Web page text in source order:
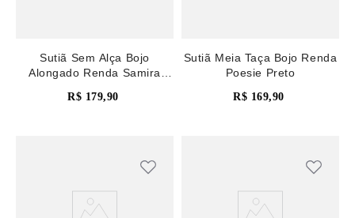
Sutiã Sem Alça Bojo
Alongado Renda Samira
R$ 179,90
Sutiã Meia Taça Bojo Renda
Poesie Preto
R$ 169,90